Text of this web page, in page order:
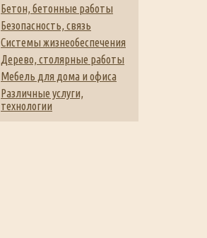
Бетон, бетонные работы
Безопасность, связь
Системы жизнеобеспечения
Дерево, столярные работы
Мебель для дома и офиса
Различные услуги,
технологии